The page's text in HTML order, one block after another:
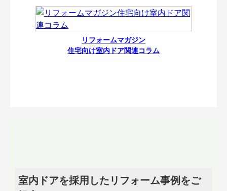
リフォームマガジン
住宅向け室内ドア関連コラム
室内ドアを採用したリフォーム事例をご